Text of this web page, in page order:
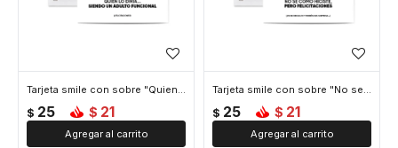
Tarjeta smile con sobre "Quien lo diria"
$ 25 $ 21
Tarjeta smile con sobre "No se como hiciste"
$ 25 $ 21